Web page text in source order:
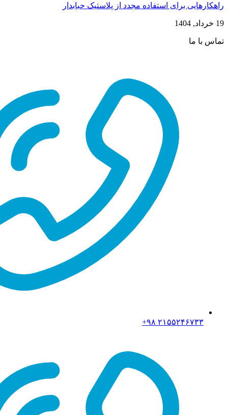
راهکارهایی برای استفاده مجدد از پلاستیک حبابدار
19 خرداد, 1404
تماس با ما
۲۱۵۵۲۴۶۷۳۳ ۹۸+